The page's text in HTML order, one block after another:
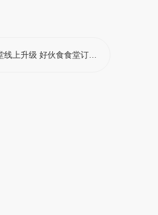
级 好伙食食堂订餐配送到寝解决方案